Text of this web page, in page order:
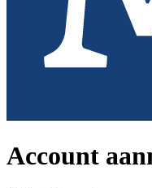
Account